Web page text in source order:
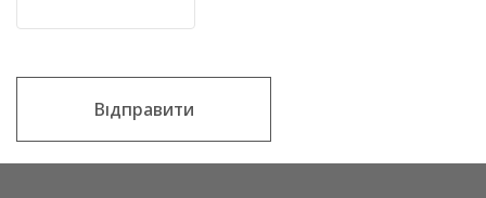
Відправити